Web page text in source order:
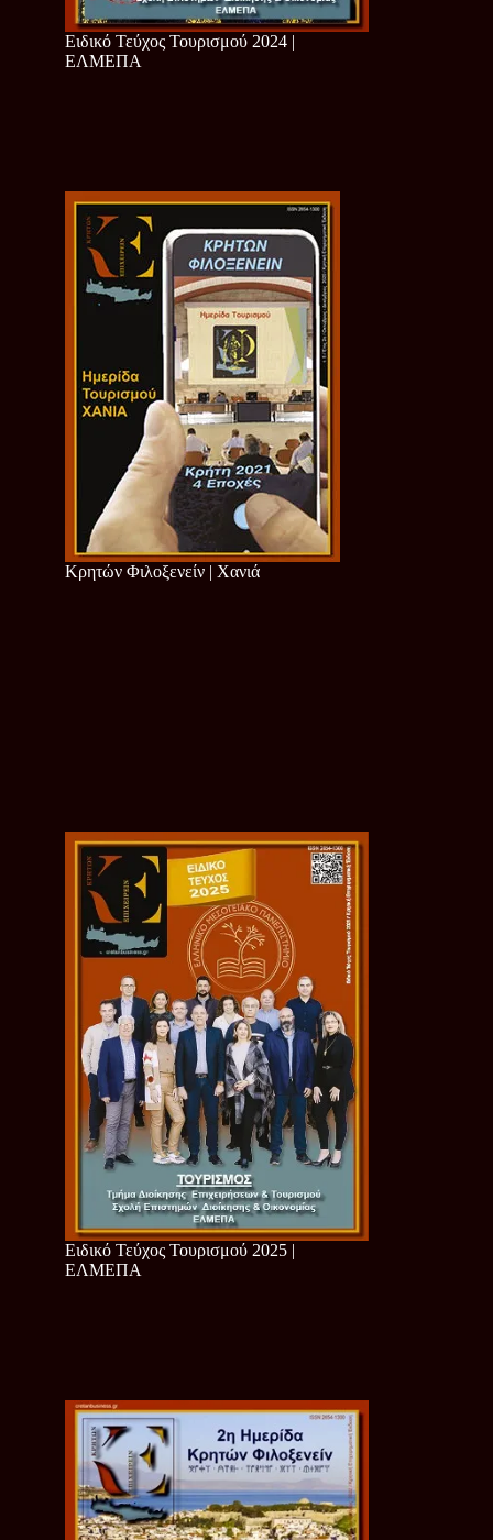
Ειδικό Τεύχος Τουρισμού 2024 |
ΕΛΜΕΠΑ
Κρητών Φιλοξενείν | Χανιά
Ειδικό Τεύχος Τουρισμού 2025 |
ΕΛΜΕΠΑ